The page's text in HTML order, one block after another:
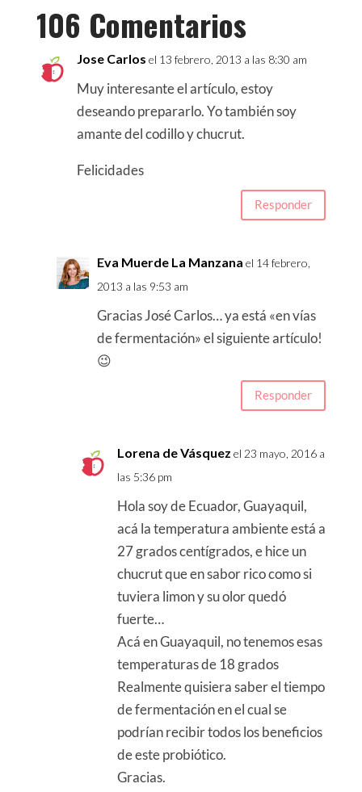
b
o
k
t
t
r
106 Comentarios
Jose Carlos el 13 febrero, 2013 a las 8:30 am
Muy interesante el artículo, estoy
deseando prepararlo. Yo también soy
amante del codillo y chucrut.
Felicidades
Responder
Eva Muerde La Manzana el 14 febrero,
2013 a las 9:53 am
Gracias José Carlos… ya está «en vías
de fermentación» el siguiente artículo!
😉
Responder
Lorena de Vásquez el 23 mayo, 2016 a
las 5:36 pm
Hola soy de Ecuador, Guayaquil,
acá la temperatura ambiente está a
27 grados centígrados, e hice un
chucrut que en sabor rico como si
tuviera limon y su olor quedó
fuerte…
Acá en Guayaquil, no tenemos esas
temperaturas de 18 grados
Realmente quisiera saber el tiempo
de fermentación en el cual se
podrían recibir todos los beneficios
de este probiótico.
Gracias.